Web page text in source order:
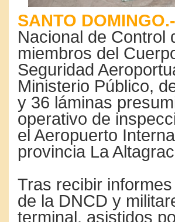
SANTO DOMINGO.-
Nacional de Control
miembros del
Seguridad
Ministerio Público,
y 36 láminas
operativo de
el Aeropuerto
provincia La
Tras recibir
de la DNCD y
terminal, asistidos